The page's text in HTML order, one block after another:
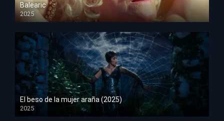
Balearic
2025
HD 1080p
El beso de la mujer araña (2025)
2025
HD 1080p